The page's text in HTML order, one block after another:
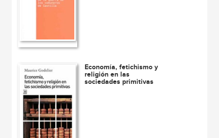
Economía, fetichismo y
religión en las
sociedades primitivas